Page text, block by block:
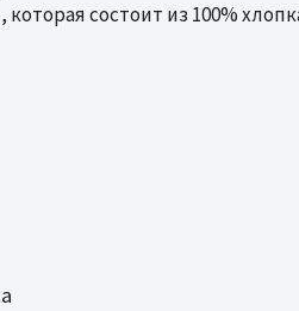
состоит из 100%